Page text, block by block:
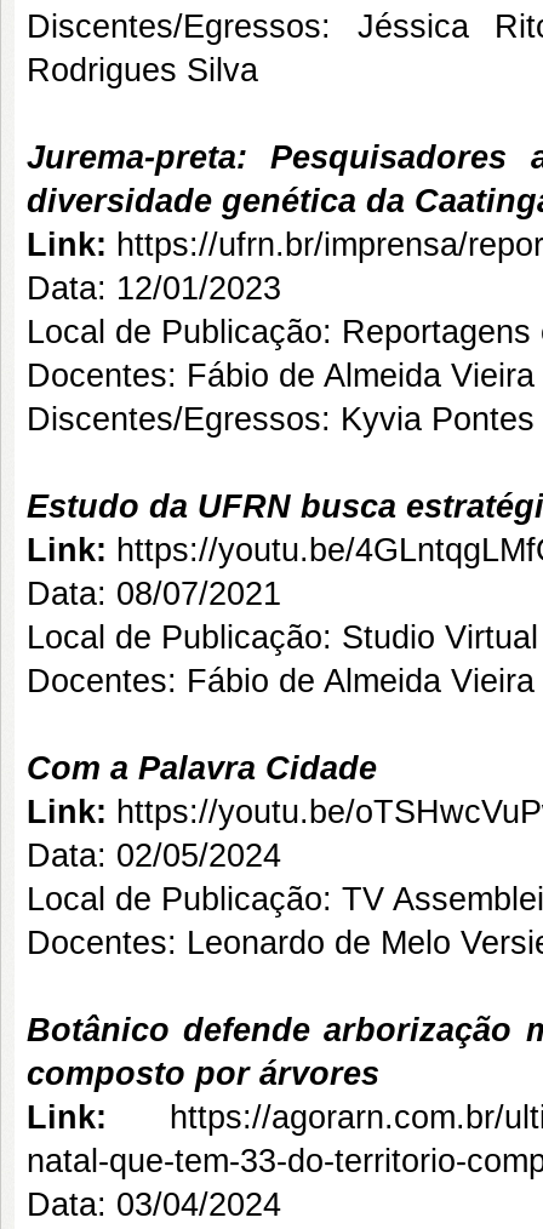
Discentes/Egressos: Jéssica
Rodrigues Silva
Jurema-preta:
diversidade genética da
Link: https://ufrn.br/imprensa/
Data: 12/01/2023
Local de Publicação:
Docentes: Fábio de Almeida Vieira
Discentes/Egressos: Kyvia
Estudo da UFRN busca
Link: https://youtu.be/
Data: 08/07/2021
Local de Publicação: Studio
Docentes: Fábio de Almeida Vieira
Com a Palavra Cidade
Link: https://youtu.be/
Data: 02/05/2024
Local de Publicação: TV
Docentes: Leonardo de Melo
Botânico defende arborização
composto por árvores
Link:
https://agorarn.com.br/
natal-que-tem-33-do-territorio-
Data: 03/04/2024